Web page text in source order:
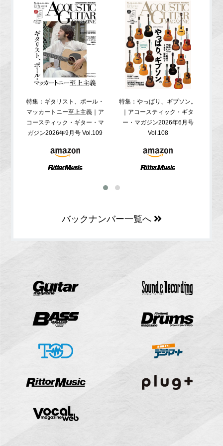
特集：ギタリスト、ポール・
マッカートニー至上主義｜ア
コースティック・ギター・マ
ガジン2026年9月号 Vol.109
特集：やっぱり、ギブソン。
｜アコースティック・ギタ
ー・マガジン2026年6月号
Vol.108
バックナンバー一覧へ